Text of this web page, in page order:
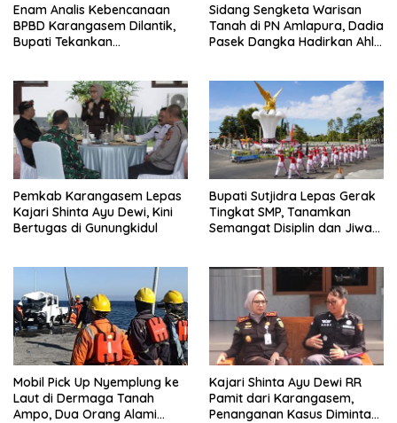
Enam Analis Kebencanaan
BPBD Karangasem Dilantik,
Bupati Tekankan
Sidang Sengketa Warisan
Tanah di PN Amlapura, Dadia
Pasek Dangka Hadirkan Ahli
Pemkab Karangasem Lepas
Kajari Shinta Ayu Dewi, Kini
Bertugas di Gunungkidul
Bupati Sutjidra Lepas Gerak
Tingkat SMP, Tanamkan
Semangat Disiplin dan Jiwa
Mobil Pick Up Nyemplung ke
Laut di Dermaga Tanah
Ampo, Dua Orang Alami
Kajari Shinta Ayu Dewi RR
Pamit dari Karangasem,
Penanganan Kasus Diminta